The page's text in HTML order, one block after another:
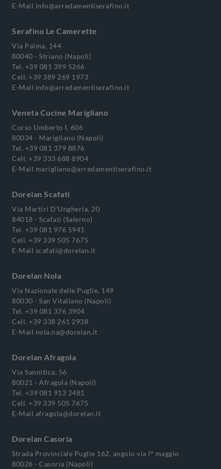
E-Mail info@arredamentiserafino.it
Serafino Le Camerette
Via Palma, 144
80040 - Striano (Napoli)
Tel. +39 081 399 5266
Cell. +39 389 269 1973
E-Mail info@arredamentiserafino.it
Veneta Cucine Marigliano
Corso Umberto I, 606
80034 - Marigliano (Napoli)
Tel. +39 081 379 8876
Cell. +39 333 688 8904
E-Mail marigliano@arredamentiserafino.it
Dorelan Scafati
Via Martiri D'Ungheria, 20
84018 - Scafati (Salerno)
Tel. +39 081 976 5941
Cell. +39 339 505 7675
E-Mail scafati@dorelan.it
Dorelan Nola
Via Nazionale delle Puglie, 149
80030 - San Vitaliano (Napoli)
Tel. +39 081 376 3904
Cell. +39 338 261 2938
E-Mail nola.na@dorelan.it
Dorelan Afragola
Via Sannitica, 56
80021 - Afragola (Napoli)
Tel. +39 081 913 2481
Cell. +39 339 505 7675
E-Mail afragola@dorelan.it
Dorelan Casoria
Strada Provinciale Puglie 162, angolo via I° maggio
80026 - Casoria (Napoli)